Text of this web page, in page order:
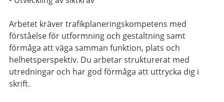
Arbetet kräver trafikplaneringskompetens med
förståelse för utformning och gestaltning samt
förmåga att väga samman funktion, plats och
helhetsperspektiv. Du arbetar strukturerat med
utredningar och har god förmåga att uttrycka dig i
skrift.